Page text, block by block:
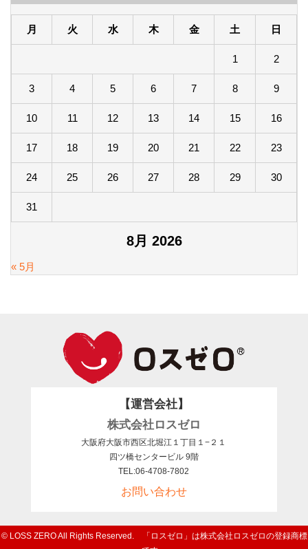
8月 2026
月 火 水 木 金 土 日
1 2
3 4 5 6 7 8 9
10 11 12 13 14 15 16
17 18 19 20 21 22 23
24 25 26 27 28 29 30
31
« 5月
【運営会社】
株式会社ロスゼロ
大阪府大阪市西区北堀江１丁目１−２１
四ツ橋センタービル 9階
TEL:06-4708-7802
お問い合わせ
© LOSS ZERO All Rights Reserved. 「ロスゼロ」は株式会社ロスゼロの登録商標